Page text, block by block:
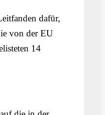
dafür,
von der EU
14